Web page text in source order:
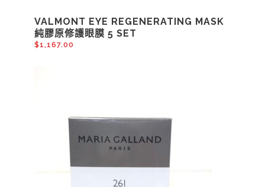
VALMONT EYE REGENERATING MASK
純膠原修護眼膜 5 SET
$1,167.00